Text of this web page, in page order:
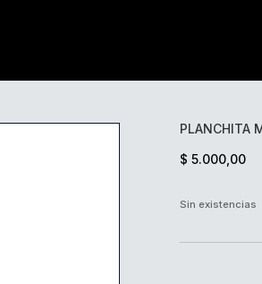
PLANCHITA
$ 5.000,00
Sin existencias